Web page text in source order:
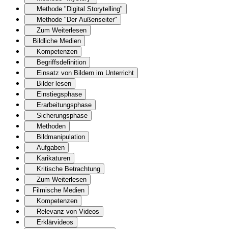
Methode "Digital Storytelling"
Methode "Der Außenseiter"
Zum Weiterlesen
Bildliche Medien
Kompetenzen
Begriffsdefinition
Einsatz von Bildern im Unterricht
Bilder lesen
Einstiegsphase
Erarbeitungsphase
Sicherungsphase
Methoden
Bildmanipulation
Aufgaben
Karikaturen
Kritische Betrachtung
Zum Weiterlesen
Filmische Medien
Kompetenzen
Relevanz von Videos
Erklärvideos